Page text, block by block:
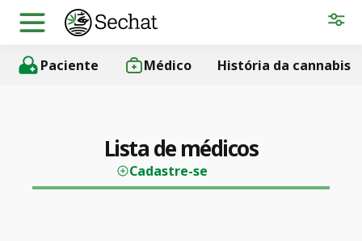
Paciente Médico História da cannabis
Lista de médicos
Cadastre-se